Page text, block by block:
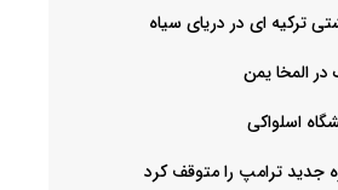
ترکیه ای در دریای سیاه
در المخا یمن
اسلواکی
جدید ترامپ را متوقف کرد